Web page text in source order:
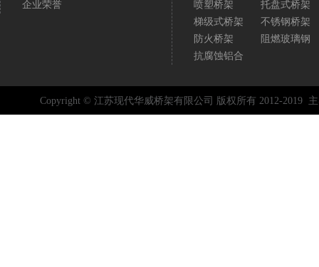
企业荣誉
喷塑桥架
托盘式桥架
梯级式桥架
不锈钢桥架
防火桥架
阻燃玻璃钢
抗腐蚀铝合
Copyright © 江苏现代华威桥架有限公司 版权所有 2012-2019